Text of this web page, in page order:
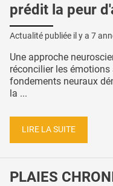
prédit la peur
Actualité publiée il y a 7
Une approche
réconcilier les
fondements neuraux
la ...
LIRE LA SUITE
PLAIES